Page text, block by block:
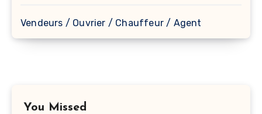
Vendeurs / Ouvrier / Chauffeur / Agent
You Missed